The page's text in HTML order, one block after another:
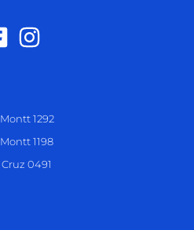
Montt 1292
Montt 1198
Cruz 0491